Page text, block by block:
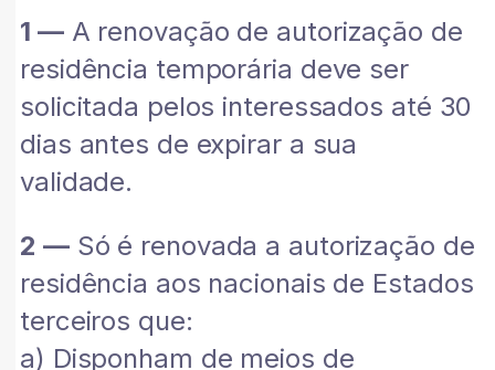
1 —A renovação de autorização de
residência temporária deve ser
solicitada pelos interessados até 30
dias antes de expirar a sua
validade.
2 —Só é renovada a autorização de
residência aos nacionais de Estados
terceiros que:
a) Disponham de meios de